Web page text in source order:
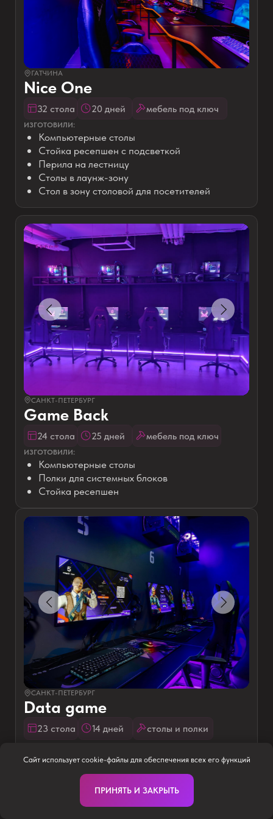
Полки для системных блоков
мест и оцените насколько удобно
будет посетителям клуба
02 Комфорт посетителей повышает их
лояльность, а лояльность
увеличивает частоту посещений и
выручку с одного клиента
03Если у вас нет дизайн-проекта, то
расстановка поможет вам сократить
Поможем понять реальное количество
мест и оптимальную планировку клуба
БЕСПЛАТНАЯ РАССТАНОВКА
МЕБЕЛИ
+7
Прикрепить файл (план помещения)
Add files
Я даюсогласие на обработку
персональных данныхв соответствии с
политикой конфиденциальности
ПОЛУЧИТЬ РАССТАНОВКУ МЕБЕЛИ В КЛУБЕ
ЭТАПЫ РАБОТЫ:
ГАРАНТИЯМИ
Количество, конфигурацию,
размеры, цвета всей мебели
СОГЛАСОВЫВАЕМ
ДЕТАЛИ
ЭТАП 2
При встрече или
(работаем в
спецификации
ЗАКЛЮЧАЕМ
ДОГОВОР
Сайт использует cookie-файлы для обеспечения всех его функций
ПРИНЯТЬ И ЗАКРЫТЬ